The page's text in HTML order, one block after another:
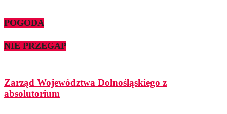
POGODA
NIE PRZEGAP
Zarząd Województwa Dolnośląskiego z
absolutorium